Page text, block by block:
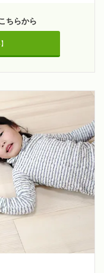
ちらから